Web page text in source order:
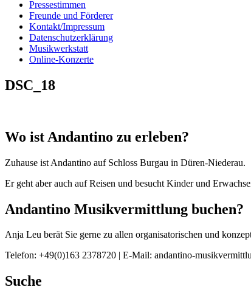
Pressestimmen
Freunde und Förderer
Kontakt/Impressum
Datenschutzerklärung
Musikwerkstatt
Online-Konzerte
DSC_18
Wo ist Andantino zu erleben?
Zuhause ist Andantino auf Schloss Burgau in Düren-Niederau.
Er geht aber auch auf Reisen und besucht Kinder und
Andantino Musikvermittlung buchen?
Anja Leu berät Sie gerne zu allen organisatorischen und
Telefon: +49(0)163 2378720 | E-Mail: andantino-
Suche